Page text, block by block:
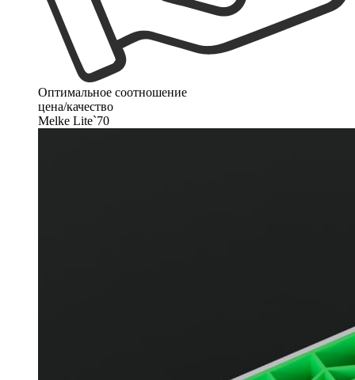
Оптимальное соотношение
цена/качество
Melke Lite`70